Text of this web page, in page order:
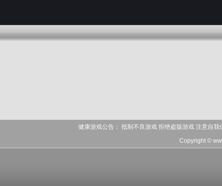
健康游戏公告： 抵制不良游戏 拒绝盗版游戏 注意自
Copyright ©